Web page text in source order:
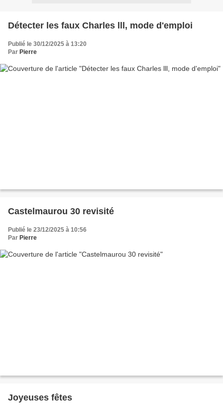
Détecter les faux Charles lll, mode d'emploi
Publié le 30/12/2025 à 13:20
Par Pierre
Castelmaurou 30 revisité
Publié le 23/12/2025 à 10:56
Par Pierre
Joyeuses fêtes